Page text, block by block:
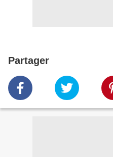
Partager